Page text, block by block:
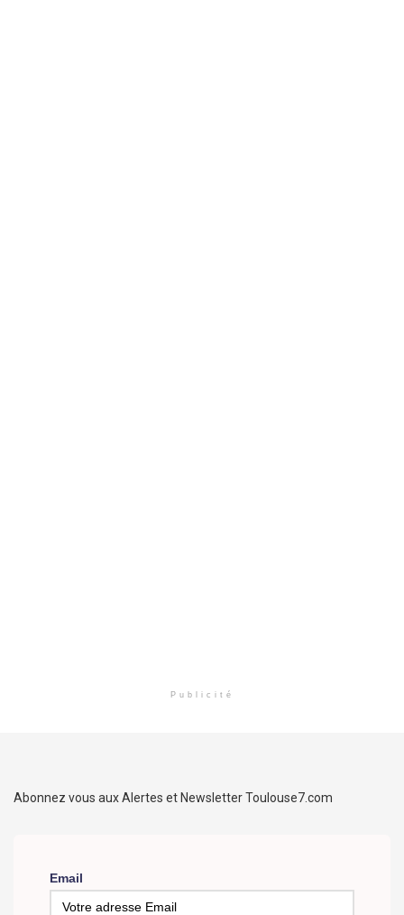
Publicité
Abonnez vous aux Alertes et Newsletter Toulouse7.com
Email